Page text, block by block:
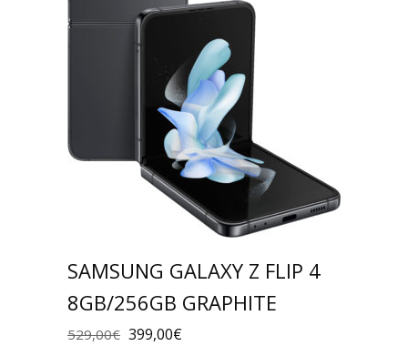
SAMSUNG GALAXY Z FLIP 4
8GB/256GB GRAPHITE
529,00€ 399,00€